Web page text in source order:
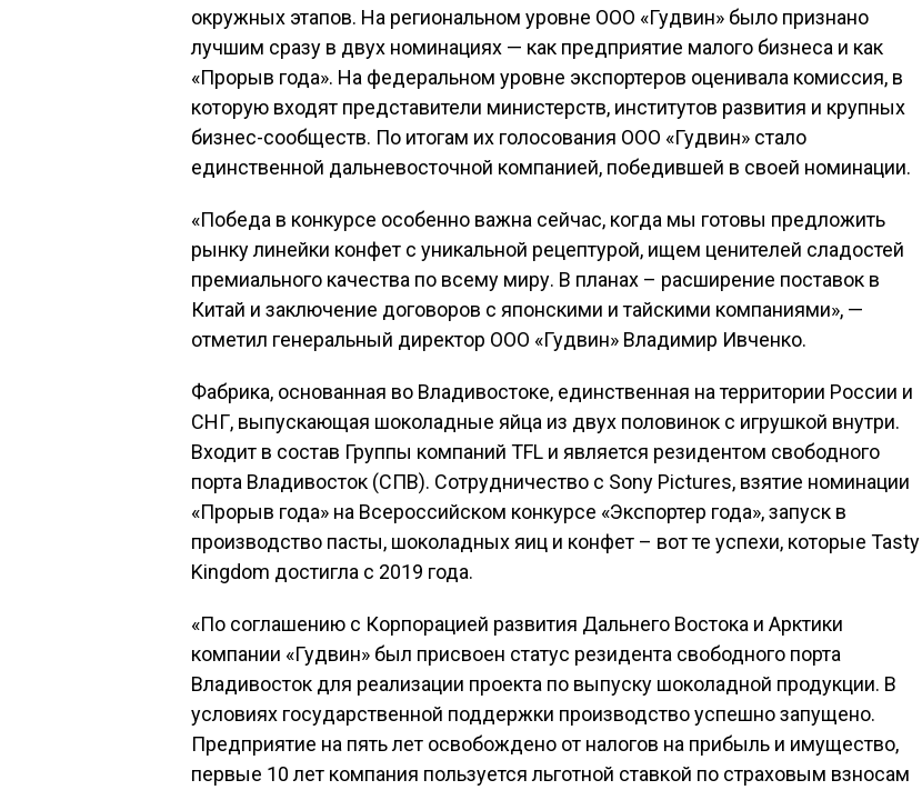
окружных этапов. На региональном уровне ООО «Гудвин» было признано
лучшим сразу в двух номинациях — как предприятие малого бизнеса и как
«Прорыв года». На федеральном уровне экспортеров оценивала комиссия, в
которую входят представители министерств, институтов развития и крупных
бизнес-сообществ. По итогам их голосования ООО «Гудвин» стало
единственной дальневосточной компанией, победившей в своей номинации.
«Победа в конкурсе особенно важна сейчас, когда мы готовы предложить
рынку линейки конфет с уникальной рецептурой, ищем ценителей сладостей
премиального качества по всему миру. В планах – расширение поставок в
Китай и заключение договоров с японскими и тайскими компаниями», —
отметил генеральный директор ООО «Гудвин» Владимир Ивченко.
Фабрика, основанная во Владивостоке, единственная на территории России и
СНГ, выпускающая шоколадные яйца из двух половинок с игрушкой внутри.
Входит в состав Группы компаний TFL и является резидентом свободного
порта Владивосток (СПВ). Сотрудничество с Sony Pictures, взятие номинации
«Прорыв года» на Всероссийском конкурсе «Экспортер года», запуск в
производство пасты, шоколадных яиц и конфет – вот те успехи, которые Tasty
Kingdom достигла с 2019 года.
«По соглашению с Корпорацией развития Дальнего Востока и Арктики
компании «Гудвин» был присвоен статус резидента свободного порта
Владивосток для реализации проекта по выпуску шоколадной продукции. В
условиях государственной поддержки производство успешно запущено.
Предприятие на пять лет освобождено от налогов на прибыль и имущество,
первые 10 лет компания пользуется льготной ставкой по страховым взносам